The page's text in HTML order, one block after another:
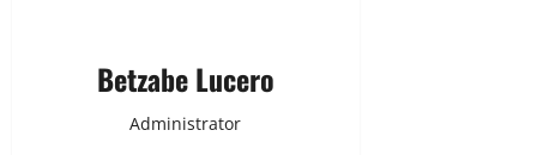
Betzabe Lucero
Administrator